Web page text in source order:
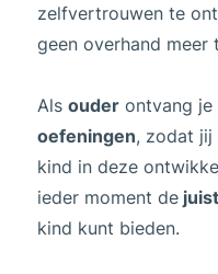
zelfvertrouwen te
geen overhand meer
Als ouderontvang je
oefeningen, zodat jij
kind in deze
ieder moment de
kind kunt bieden.